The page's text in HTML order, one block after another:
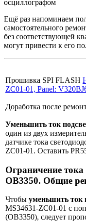
осциллографом
Ещё раз напоминаем
самостоятельного
без соответствующей
могут привести к его
Прошивка SPI FLASH
ZC01-01, Panel:
Доработка после
Уменьшить ток
один из двух
датчике тока
ZC01-01. Оставить
Ограничение
OB3350. Общие
Чтобы уменьшить ток
MS34631-ZC01-01 с
(OB3350), следует